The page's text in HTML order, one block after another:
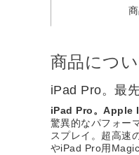
商品につ
iPad Pro。最
iPad Pro。Apple
驚異的なパフォー
スプレイ。超高速
やiPad Pro用